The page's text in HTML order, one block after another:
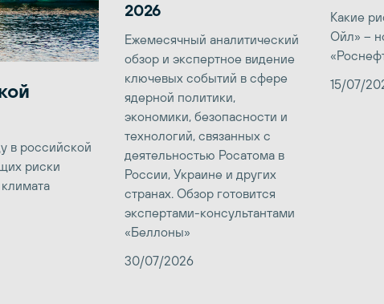
в российской
риски
2026
Ежемесячный аналитический
обзор и экспертное видение
ключевых событий в сфере
ядерной политики,
экономики, безопасности и
технологий, связанных с
деятельностью Росатома в
России, Украине и других
странах. Обзор готовится
экспертами-консультантами
«Беллоны»
30/07/2026
Какие
Ойл» –
15/07/